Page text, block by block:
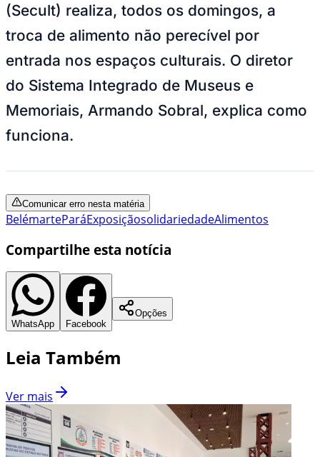
(Secult) realiza, todos os domingos, a
troca de alimento não perecível por
entrada nos espaços culturais. O diretor
do Sistema Integrado de Museus e
Memoriais, Armando Sobral, explica como
funciona.
Comunicar erro nesta matéria
BelémarteParáExposiçãosolidariedadeAlimentos
Compartilhe esta notícia
WhatsApp Facebook
Opções
Leia Também
Ver mais